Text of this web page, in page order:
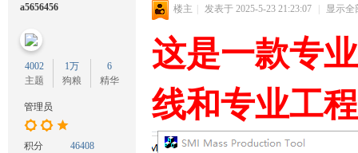
a5656456
4002
主题
1万
狗粮
6
精华
管理员
积分 46408
楼主 | 发表于 2025-5-23 21:23:07 | 显示全
这是一款专
线和专业工